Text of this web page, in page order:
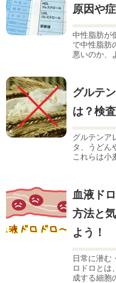
原因や
中性脂肪が
で中性脂肪
悪いのか、
グルテ
は？検
グルテンア
タ、うどん
これらは小
血液ド
方法と
よう！
日常に潜む
ロドロとは
成する細胞